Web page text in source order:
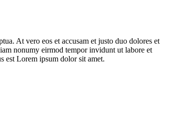
At vero eos et accusam et justo duo dolores et
nonumy eirmod tempor invidunt ut labore et
est Lorem ipsum dolor sit amet.